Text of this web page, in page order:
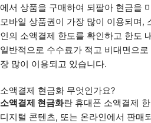
에서 상품을 구매하여 되팔아 현금을
모바일 상품권이 가장 많이 이용되며,
인의 소액결제 한도를 확인하고 한도
일반적으로 수수료가 적고 비대면으
장 많이 이용되고 있습니다.
소액결제 현금화 무엇인가요?
소액결제 현금화란 휴대폰 소액결제
디지털 콘텐츠, 또는 온라인에서 판매